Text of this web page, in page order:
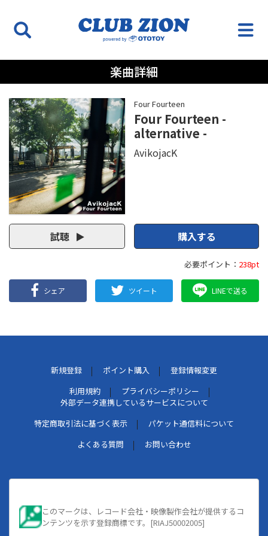
楽曲詳細
Four Fourteen
Four Fourteen -
alternative -
AvikojacK
試聴 購入する
必要ポイント： 238pt
シェア ツイート LINEで送る
新規登録 ポイント購入
登録情報変更
利用規約
プライバシーポリシー
外部データ連携しているサービスについて
特定商取引法に基づく表示
パケット通信料について
よくある質問
お問い合わせ
このマークは、レコード会社・映像製作会社が提供するコ
ンテンツを示す登録商標です。[RIAJ50002005]